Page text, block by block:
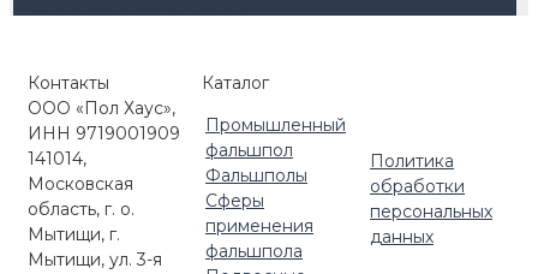
Регулируемые опоры
Ступени ДПК
Маркизы и перголы
Регулируемые опоры Level
Регулируемые опоры HILST LIFT
Регулируемые опоры с автокоррекцией
уклона (self-leveling)
Кровельные опоры HILST PLATFORM
Комплектующие для улицы
Контакты
ООО «Пол Хаус»,
ИНН 9719001909
141014,
Московская
область, г. о.
Мытищи, г.
Мытищи, ул. 3-я
Каталог
Промышленный
фальшпол
Фальшполы
Сферы
применения
фальшпола
Политика
обработки
персональных
данных